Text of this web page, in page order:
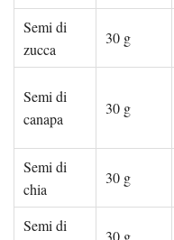
Semi di
zucca
30 g
Semi di
canapa
30 g
Semi di
chia
30 g
Semi di
30 g